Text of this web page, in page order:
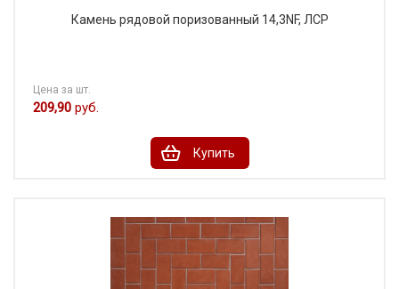
Камень рядовой поризованный 14,3NF, ЛСР
Цена за шт.
209,90 руб.
Купить